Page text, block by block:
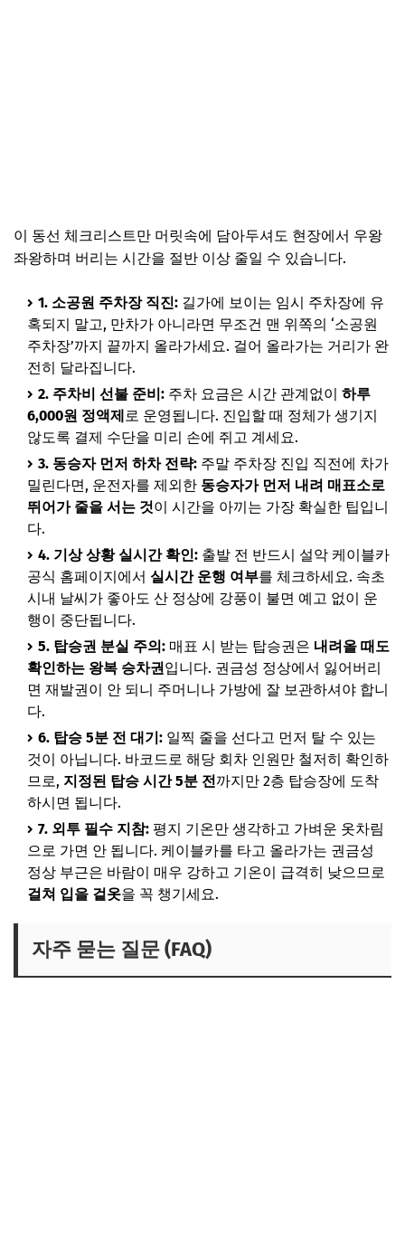
이 동선 체크리스트만 머릿속에 담아두셔도 현장에서 우왕
좌왕하며 버리는 시간을 절반 이상 줄일 수 있습니다.
1. 소공원 주차장 직진: 길가에 보이는 임시 주차장에 유
혹되지 말고, 만차가 아니라면 무조건 맨 위쪽의 ‘소공원
주차장’까지 끝까지 올라가세요. 걸어 올라가는 거리가 완
전히 달라집니다.
2. 주차비 선불 준비: 주차 요금은 시간 관계없이 하루
6,000원 정액제로 운영됩니다. 진입할 때 정체가 생기지
않도록 결제 수단을 미리 손에 쥐고 계세요.
3. 동승자 먼저 하차 전략: 주말 주차장 진입 직전에 차가
밀린다면, 운전자를 제외한 동승자가 먼저 내려 매표소로
뛰어가 줄을 서는 것이 시간을 아끼는 가장 확실한 팁입니
다.
4. 기상 상황 실시간 확인: 출발 전 반드시 설악 케이블카
공식 홈페이지에서 실시간 운행 여부를 체크하세요. 속초
시내 날씨가 좋아도 산 정상에 강풍이 불면 예고 없이 운
행이 중단됩니다.
5. 탑승권 분실 주의: 매표 시 받는 탑승권은 내려올 때도
확인하는 왕복 승차권입니다. 권금성 정상에서 잃어버리
면 재발권이 안 되니 주머니나 가방에 잘 보관하셔야 합니
다.
6. 탑승 5분 전 대기: 일찍 줄을 선다고 먼저 탈 수 있는
것이 아닙니다. 바코드로 해당 회차 인원만 철저히 확인하
므로, 지정된 탑승 시간 5분 전까지만 2층 탑승장에 도착
하시면 됩니다.
7. 외투 필수 지참: 평지 기온만 생각하고 가벼운 옷차림
으로 가면 안 됩니다. 케이블카를 타고 올라가는 권금성
정상 부근은 바람이 매우 강하고 기온이 급격히 낮으므로
걸쳐 입을 겉옷을 꼭 챙기세요.
자주 묻는 질문 (FAQ)